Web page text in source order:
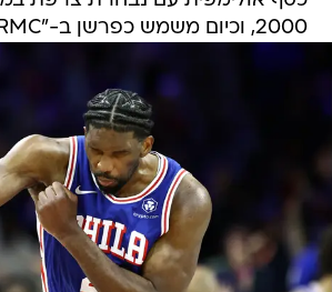
2000, וכיום משמש כפרשן ב-"RMC".